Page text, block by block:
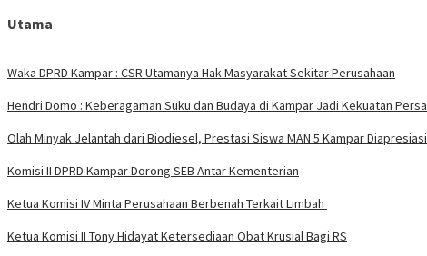
Utama
Waka DPRD Kampar : CSR Utamanya Hak Masyarakat Sekitar Perusahaan
Hendri Domo : Keberagaman Suku dan Budaya di Kampar Jadi Kekuatan
Olah Minyak Jelantah dari Biodiesel, Prestasi Siswa MAN 5 Kampar
Komisi II DPRD Kampar Dorong SEB Antar Kementerian
Ketua Komisi IV Minta Perusahaan Berbenah Terkait Limbah
Ketua Komisi II Tony Hidayat Ketersediaan Obat Krusial Bagi RS